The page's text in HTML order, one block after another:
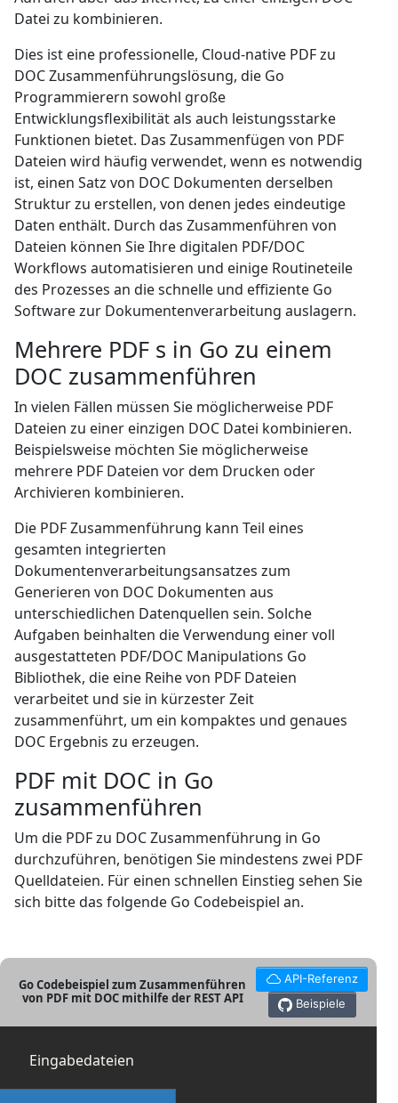
Datei zu kombinieren.
Dies ist eine professionelle, Cloud-native PDF zu
DOC Zusammenführungslösung, die Go
Programmierern sowohl große
Entwicklungsflexibilität als auch leistungsstarke
Funktionen bietet. Das Zusammenfügen von PDF
Dateien wird häufig verwendet, wenn es notwendig
ist, einen Satz von DOC Dokumenten derselben
Struktur zu erstellen, von denen jedes eindeutige
Daten enthält. Durch das Zusammenführen von
Dateien können Sie Ihre digitalen PDF/DOC
Workflows automatisieren und einige Routineteile
des Prozesses an die schnelle und effiziente Go
Software zur Dokumentenverarbeitung auslagern.
Mehrere PDF s in Go zu einem
DOC zusammenführen
In vielen Fällen müssen Sie möglicherweise PDF
Dateien zu einer einzigen DOC Datei kombinieren.
Beispielsweise möchten Sie möglicherweise
mehrere PDF Dateien vor dem Drucken oder
Archivieren kombinieren.
Die PDF Zusammenführung kann Teil eines
gesamten integrierten
Dokumentenverarbeitungsansatzes zum
Generieren von DOC Dokumenten aus
unterschiedlichen Datenquellen sein. Solche
Aufgaben beinhalten die Verwendung einer voll
ausgestatteten PDF/DOC Manipulations Go
Bibliothek, die eine Reihe von PDF Dateien
verarbeitet und sie in kürzester Zeit
zusammenführt, um ein kompaktes und genaues
DOC Ergebnis zu erzeugen.
PDF mit DOC in Go
zusammenführen
Um die PDF zu DOC Zusammenführung in Go
durchzuführen, benötigen Sie mindestens zwei PDF
Quelldateien. Für einen schnellen Einstieg sehen Sie
sich bitte das folgende Go Codebeispiel an.
Go Codebeispiel zum Zusammenführen
von PDF mit DOC mithilfe der REST API
API-Referenz
Beispiele
Eingabedateien